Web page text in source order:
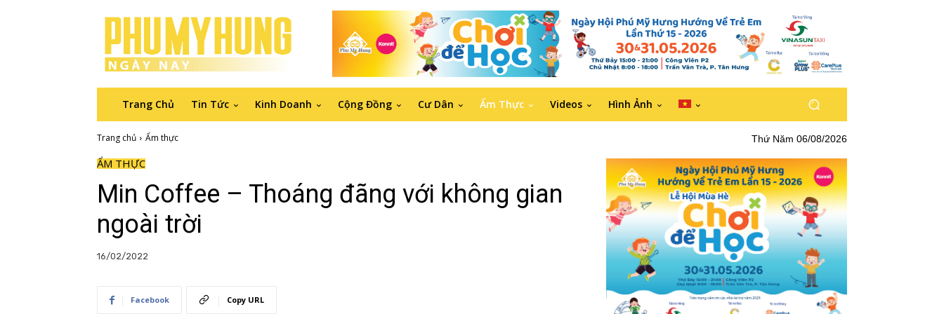
Trang Chủ Tin Tức Kinh Doanh Cộng Đồng Cư Dân Ẩm Thực Videos Hình Ảnh
Trang chủ Ẩm thực Thứ Năm 06/08/2026
ẨM THỰC
Min Coffee – Thoáng đãng với không gian
ngoài trời
16/02/2022
Facebook Copy URL